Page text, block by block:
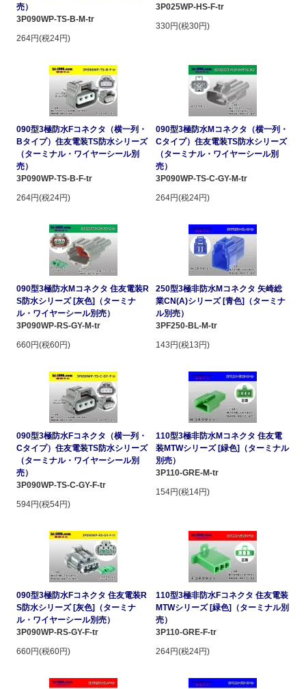
売）
3P090WP-TS-B-M-tr
264円(税24円)
3P025WP-HS-F-tr
330円(税30円)
090型3極防水Fコネクタ（横一列・
Bタイプ）住友電装TS防水シリーズ
（ターミナル・ワイヤーシール別
売）
3P090WP-TS-B-F-tr
264円(税24円)
090型3極防水Mコネクタ（横一列・
Cタイプ）住友電装TS防水シリーズ
（ターミナル・ワイヤーシール別
売）
3P090WP-TS-C-GY-M-tr
264円(税24円)
090型3極防水Mコネクタ 住友電装R
S防水シリーズ [灰色]（ターミナ
ル・ワイヤーシール別売）
3P090WP-RS-GY-M-tr
660円(税60円)
250型3極非防水Mコネクタ 矢崎総
業CN(A)シリーズ [青色]（ターミナ
ル別売）
3PF250-BL-M-tr
143円(税13円)
090型3極防水Fコネクタ（横一列・
Cタイプ）住友電装TS防水シリーズ
（ターミナル・ワイヤーシール別
売）
3P090WP-TS-C-GY-F-tr
594円(税54円)
110型3極非防水Mコネクタ 住友電
装MTWシリーズ [緑色]（ターミナル
別売）
3P110-GRE-M-tr
154円(税14円)
090型3極防水Fコネクタ 住友電装R
S防水シリーズ [灰色]（ターミナ
ル・ワイヤーシール別売）
3P090WP-RS-GY-F-tr
660円(税60円)
110型3極非防水Fコネクタ 住友電装
MTWシリーズ [緑色]（ターミナル別
売）
3P110-GRE-F-tr
264円(税24円)